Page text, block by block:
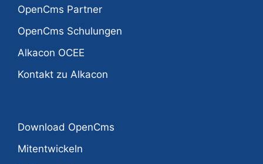
OpenCms Partner
OpenCms Schulungen
Alkacon OCEE
Kontakt zu Alkacon
Download OpenCms
Mitentwickeln